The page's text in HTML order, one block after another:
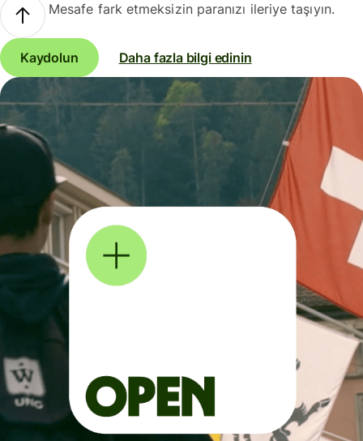
Mesafe fark etmeksizin paranızı ileriye taşıyın.
Kaydolun Daha fazla bilgi edinin